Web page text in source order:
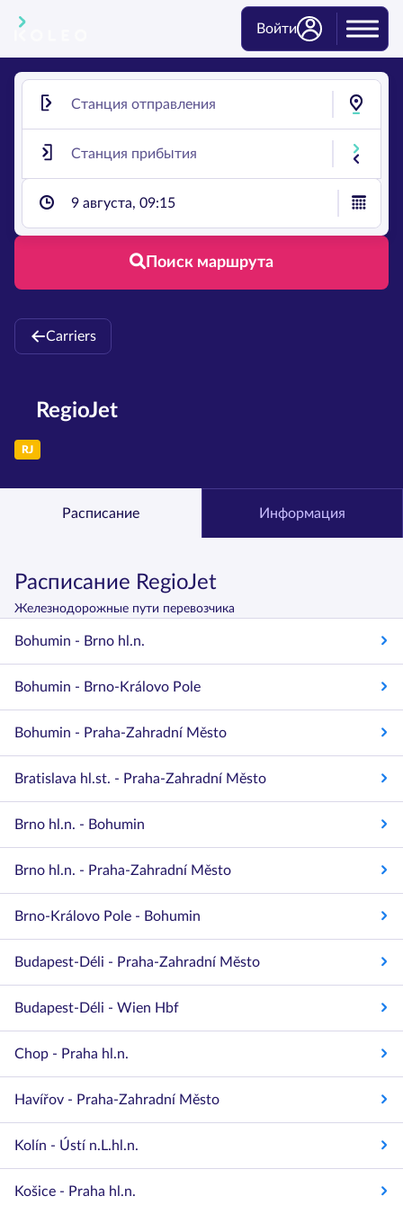
Войти
9 августа, 09:15
Поиск маршрута
Carriers
RegioJet
RJ
Расписание Информация
Расписание RegioJet
Железнодорожные пути перевозчика
Bohumin - Brno hl.n.
Bohumin - Brno-Královo Pole
Bohumin - Praha-Zahradní Město
Bratislava hl.st. - Praha-Zahradní Město
Brno hl.n. - Bohumin
Brno hl.n. - Praha-Zahradní Město
Brno-Královo Pole - Bohumin
Budapest-Déli - Praha-Zahradní Město
Budapest-Déli - Wien Hbf
Chop - Praha hl.n.
Havířov - Praha-Zahradní Město
Kolín - Ústí n.L.hl.n.
Košice - Praha hl.n.